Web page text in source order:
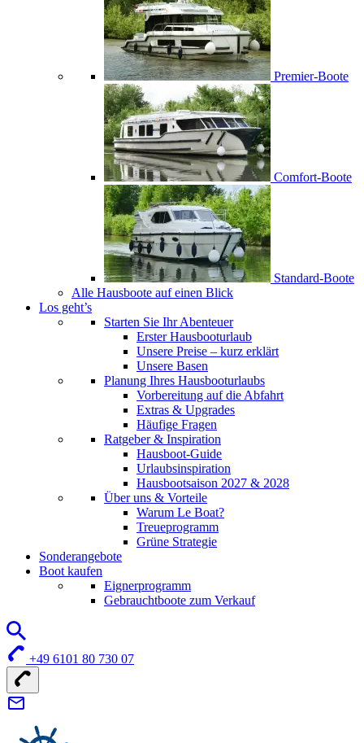
Premier-Boote
Comfort-Boote
Standard-Boote
Alle Hausboote auf einen Blick
Los geht’s
Starten Sie Ihr Abenteuer
Erster Hausbooturlaub
Unsere Preise – kurz erklärt
Unsere Basen
Planung Ihres Hausbooturlaubs
Vorbereitung auf die Abfahrt
Extras & Upgrades
Häufige Fragen
Ratgeber & Inspiration
Hausboot-Guide
Urlaubsinspiration
Hausbootsaison 2027 & 2028
Über uns & Vorteile
Warum Le Boat?
Treueprogramm
Grüne Strategie
Sonderangebote
Boot kaufen
Eignerprogramm
Gebrauchtboote zum Verkauf
+49 6101 80 730 07